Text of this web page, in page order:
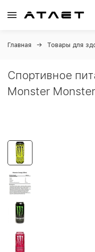
Главная Товары для
Спортивное
Monster